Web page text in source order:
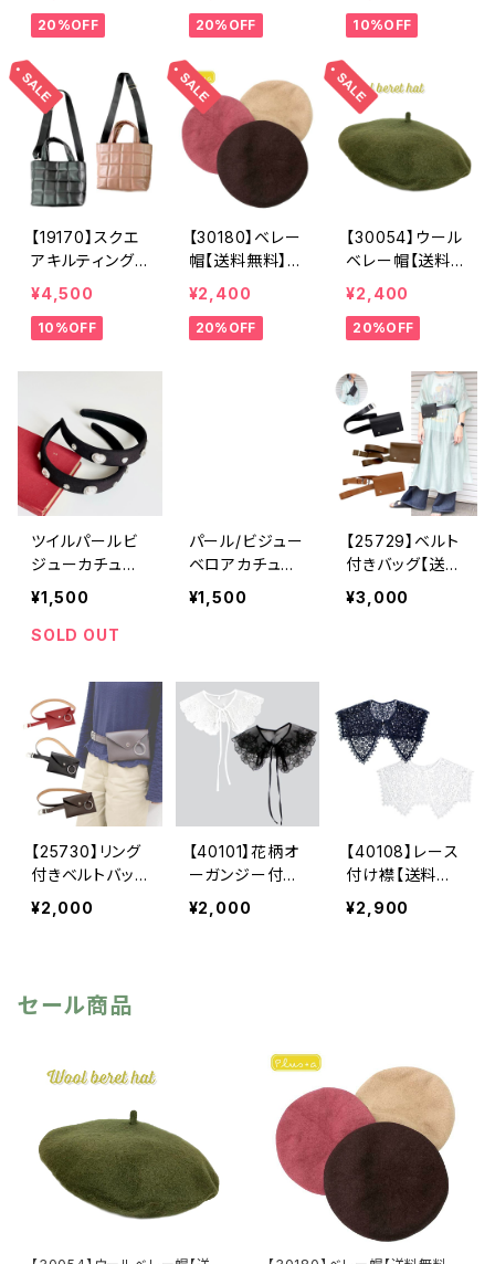
寒 チェック
鳥格子 マスタ
ード キャメ
ル カーキ リ
サイクルポリエ
ステル 羽織
秋冬
20%OFF
ストール ジャ
バーシブル 幾
何学柄 防寒
フリンジ 秋
冬 羽織 ポン
チョ ひざ掛
け リサイクル
ポリエステル
マフラー ショ
ール
20%OFF
バッグ キルテ
合皮キルティン
グ 斜め掛け
スクエアバッ
グ 合成皮革
ブラック キャメ
ル 無地
10%OFF
【19170】スクエ
アキルティングト
ートバッグ【送料
無料】2way 合
皮バッグ キル
合皮キルティン
グ ショルダー
バッグ ブラッ
ク キャメル
合成皮革
¥4,500
10%OFF
【30180】ベレー
帽【送料無料】フ
レンチ ベーシ
ック 無地 ベ
ージュ パープ
¥2,400
20%OFF
【30054】ウール
ベレー帽【送料
無料】帽子 カ
ーキ グリー
ン 秋冬 フェ
トロ 無地 チ
ョボ シンプル
¥2,400
20%OFF
ツイルパールビ
ジューカチュー
シャ【送料無料】
トレンド ツイル
カチューシャ
ハートパール
クラシカル ブ
ラック 太カチ
ューシャ ヘア
アクセ ヘアア
レンジ アクセ
サリー カジュ
アル フェミニ
ン ガーリー
¥1,500
SOLD OUT
パール/ビジュー
ベロアカチュー
シャ【送料無料】
トレンド レト
ト クラシカ
ル ハートパー
ル フラワービ
ジュー パール
カチューシャ
ビジューカチュ
ーシャ ブラック
カチューシャ
¥1,500
【25729】ベルト
付きバッグ【送料
無料】3WAY 4
WAY ベルトバ
ッグ スマホポ
ーチ バッグベ
ルト クラッチバ
ッグ チェーン
ショルダー ハ
ンズフリー 無
地 シーズンレ
ス ブラック
¥3,000
【25730】リング
付きベルトバッ
グ【送料無料】ウ
エストバッグ ミ
ストポーチ 合
皮バッグ スマ
グベルト ハン
地 合成皮革
カジュアル シ
ーズンレス ユ
ニセックス レ
ディース メン
¥2,000
【40101】花柄オ
ーガンジー付け
襟【送料無料】ト
レンド つけ
イヤード カジ
マル エレガン
ト ガーリー
大人かわいい
ツケエリ レディ
ース ギフト
¥2,000
【40108】レース
付け襟【送料無
料】トレンド ビ
ッグつけ襟 フ
ラーカラー フ
ラワーレース
オケージョン
¥2,900
セール商品